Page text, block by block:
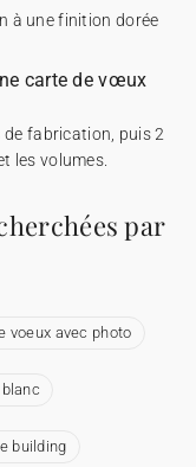
à une finition dorée
carte de vœux
fabrication, puis 2
les volumes.
par
voeux avec photo
building